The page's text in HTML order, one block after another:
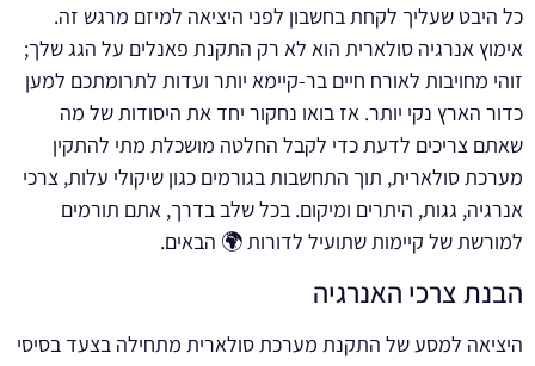
כל היבט שעליך לקחת בחשבון לפני היציאה למיזם מרגש זה.
אימוץ אנרגיה סולארית הוא לא רק התקנת פאנלים על הגג שלך;
זוהי מחויבות לאורח חיים בר-קיימא יותר ועדות לתרומתכם למען
כדור הארץ נקי יותר. אז בואו נחקור יחד את היסודות של מה
שאתם צריכים לדעת כדי לקבל החלטה מושכלת מתי להתקין
מערכת סולארית, תוך התחשבות בגורמים כגון שיקולי עלות, צרכי
אנרגיה, גגות, היתרים ומיקום. בכל שלב בדרך, אתם תורמים
למורשת של קיימות שתועיל לדורות 🌍 הבאים.
הבנת צרכי האנרגיה
היציאה למסע של התקנת מערכת סולארית מתחילה בצעד בסיסי